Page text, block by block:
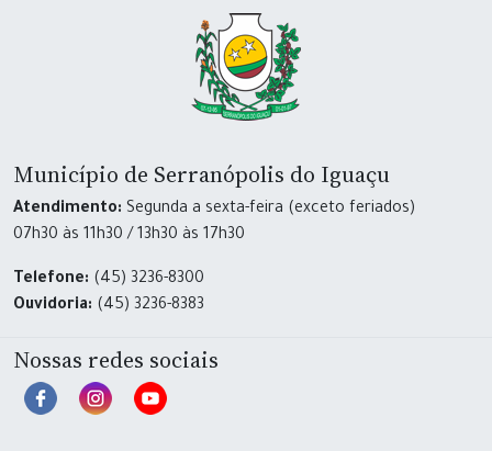
Município de Serranópolis do Iguaçu
Atendimento: Segunda a sexta-feira (exceto feriados)
07h30 às 11h30 / 13h30 às 17h30
Telefone: (45) 3236-8300
Ouvidoria: (45) 3236-8383
Nossas redes sociais